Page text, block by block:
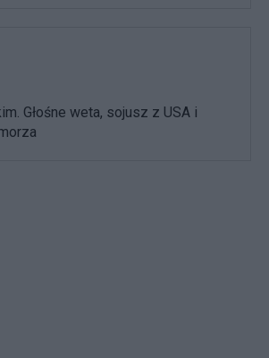
Głośne weta, sojusz z USA i